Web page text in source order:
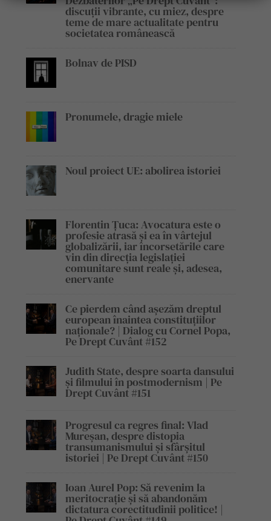
discuții vibrante, cu miez, despre
teme de mare actualitate pentru
societatea românească
Bolnav de PISD
Pronumele, dragie miele
Noul proiect UE: abolirea istoriei
Florentin Țuca: Avocatura este o
profesie atrasă și ea în vârtejul
globalizării, iar încorsetările care
vin din direcția legislației
comunitare sunt reale și, adesea,
enervante
Ce pierdem când așezăm dreptul
european înaintea constituțiilor
naționale? | Dialog cu Cornel Popa,
Pe Drept Cuvânt #152
Judith State, despre soarta dansului
și filmului în postmodernism | Pe
Drept Cuvânt #151
Progresul ca regres final: Vlad
Mureșan, despre distopia
transumanismului și sfârșitul
istoriei | Pe Drept Cuvânt #150
Ioan Aurel Pop: Să revenim la
meritocrație și să abandonăm
dictatura corectitudinii politice! |